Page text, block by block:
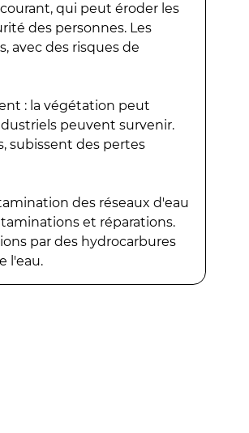
qui peut éroder les
des personnes. Les
avec des risques de
: la végétation peut
peuvent survenir.
subissent des pertes
des réseaux d'eau
et réparations.
par des hydrocarbures
l'eau.